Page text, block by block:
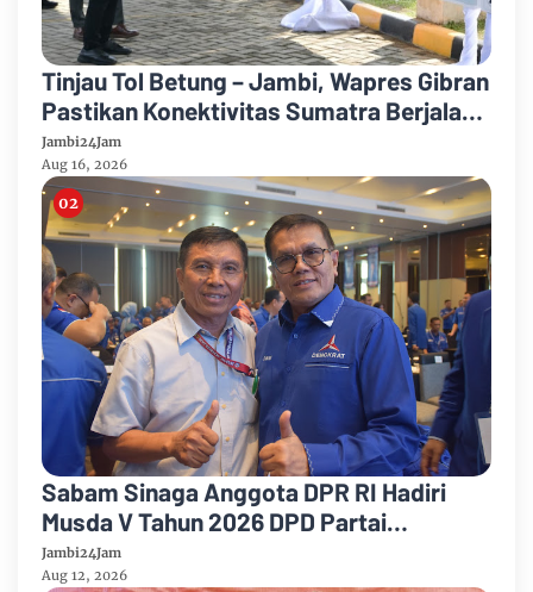
Tinjau Tol Betung – Jambi, Wapres Gibran
Pastikan Konektivitas Sumatra Berjalan
Optimal
Jambi24Jam
Aug 16, 2026
Sabam Sinaga Anggota DPR RI Hadiri
Musda V Tahun 2026 DPD Partai
Demokrat Provinsi Jambi
Jambi24Jam
Aug 12, 2026